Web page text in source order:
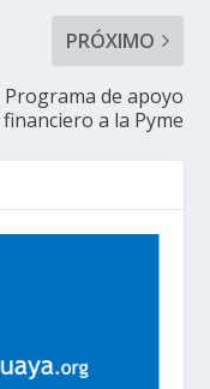
PRÓXIMO
Programa de apoyo
financiero a la Pyme